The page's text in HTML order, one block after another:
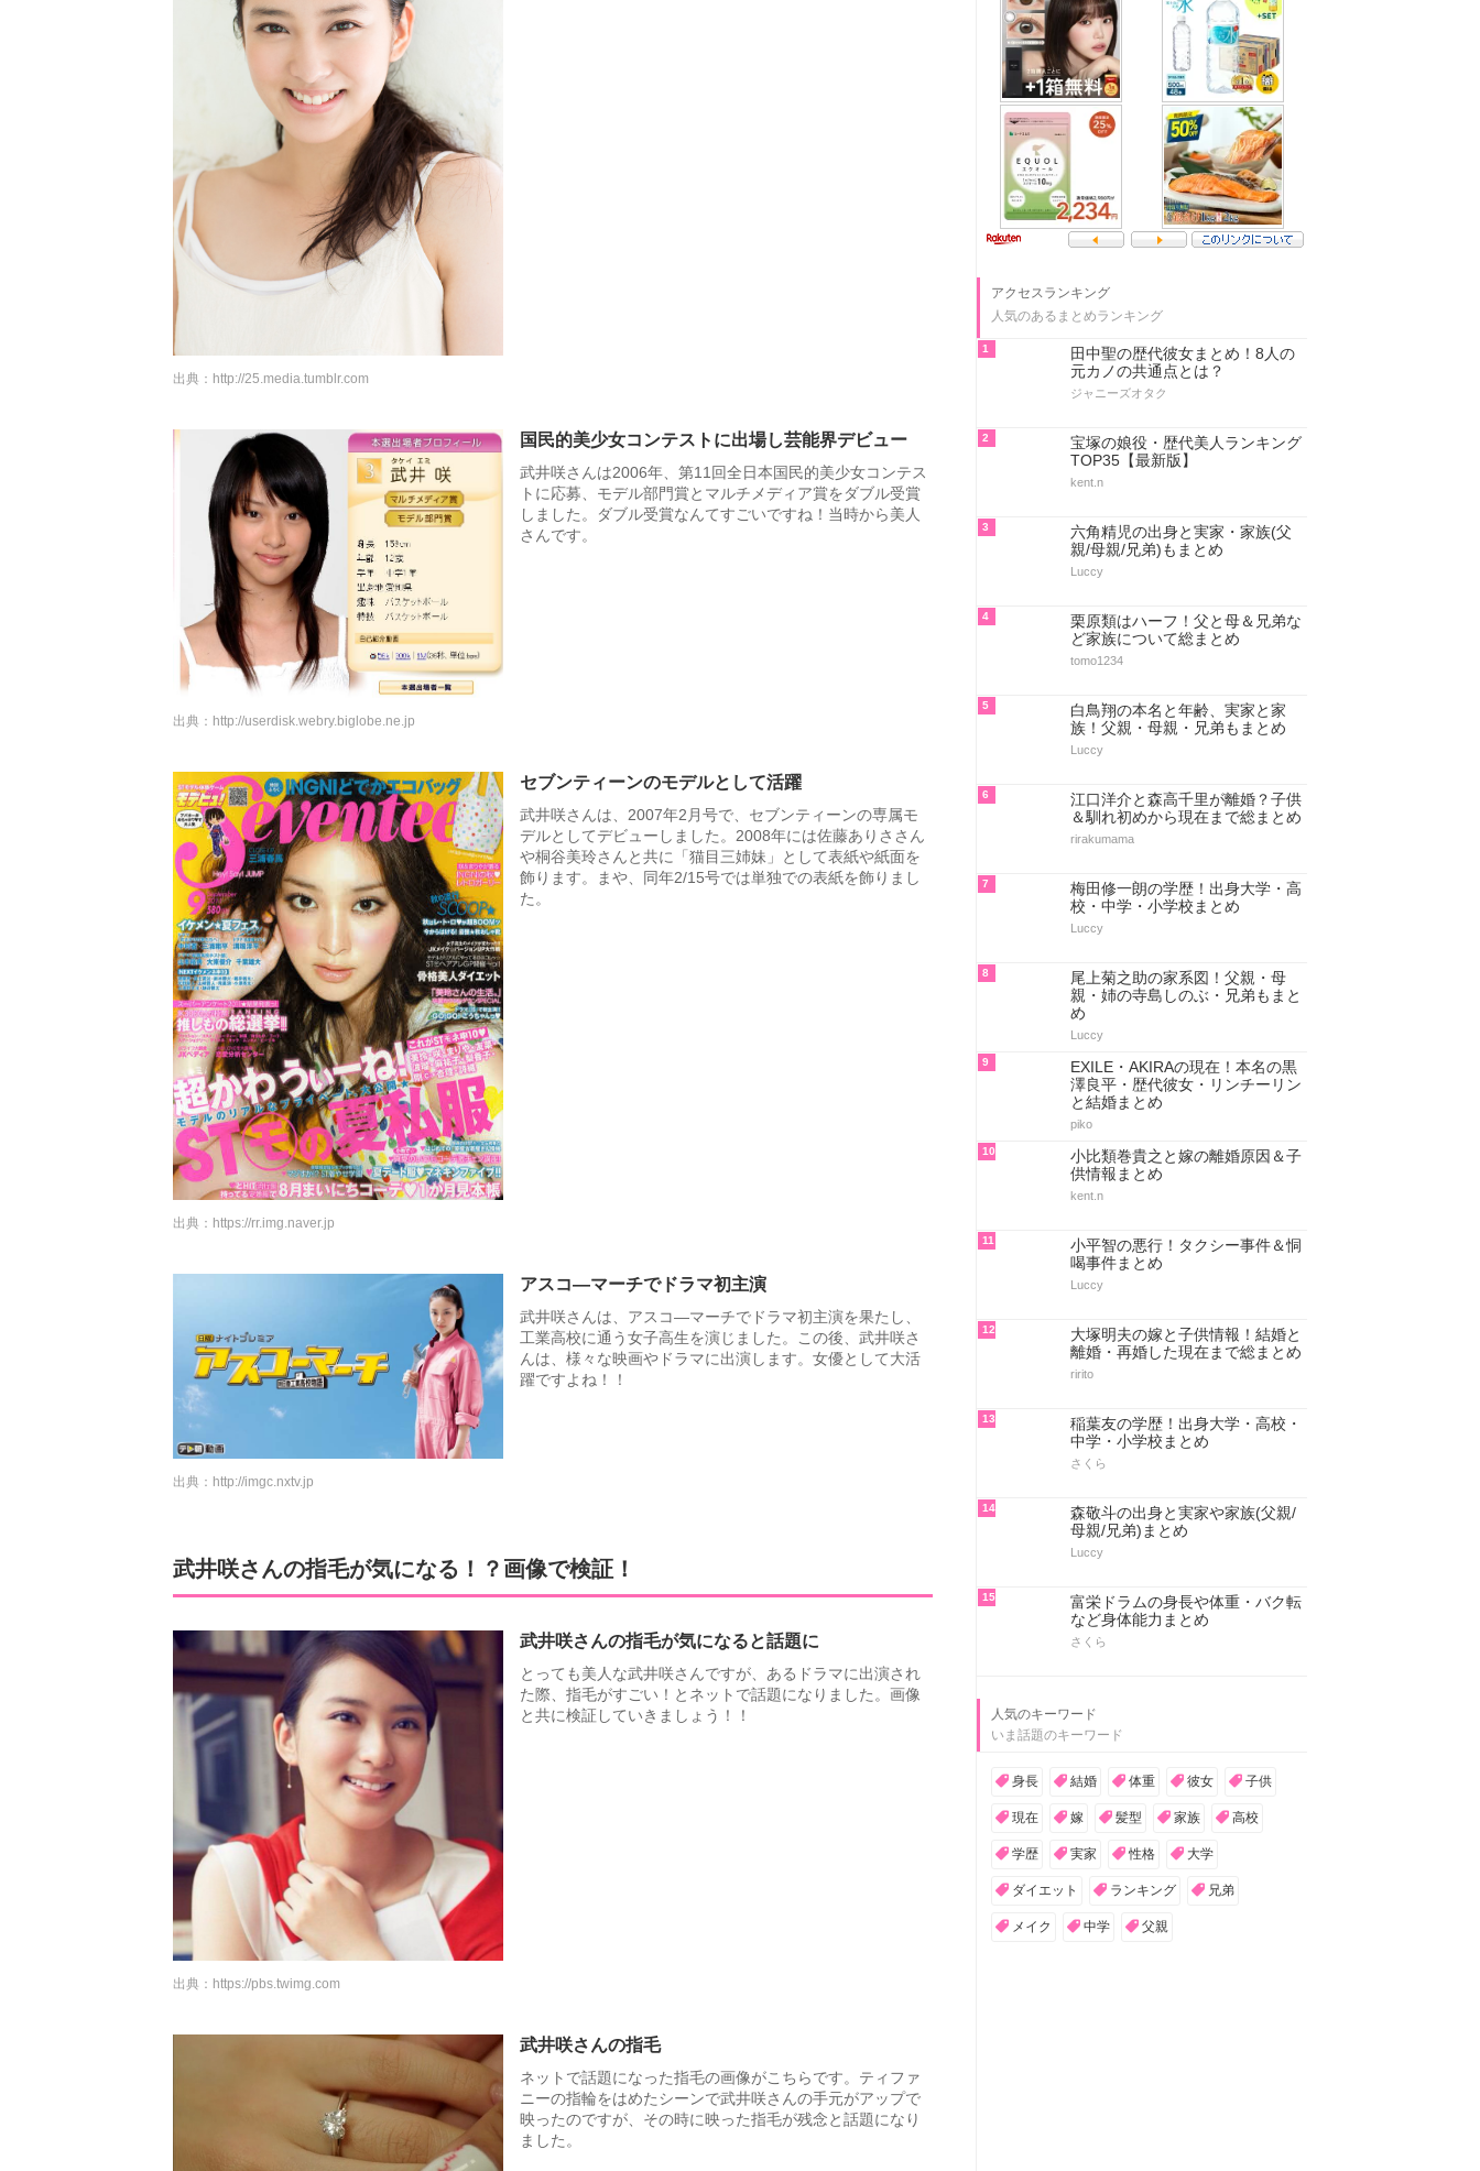
出典： http://25.media.tumblr.com
国民的美少女コンテストに出場し芸能界デビュー
武井咲さんは2006年、第11回全日本国民的美少女コンテス
トに応募、モデル部門賞とマルチメディア賞をダブル受賞
しました。ダブル受賞なんてすごいですね！当時から美人
さんです。
出典： http://userdisk.webry.biglobe.ne.jp
セブンティーンのモデルとして活躍
武井咲さんは、2007年2月号で、セブンティーンの専属モ
デルとしてデビューしました。2008年には佐藤ありささん
や桐谷美玲さんと共に「猫目三姉妹」として表紙や紙面を
飾ります。まや、同年2/15号では単独での表紙を飾りまし
た。
出典： https://rr.img.naver.jp
アスコ―マーチでドラマ初主演
武井咲さんは、アスコ―マーチでドラマ初主演を果たし、
工業高校に通う女子高生を演じました。この後、武井咲さ
んは、様々な映画やドラマに出演します。女優として大活
躍ですよね！！
出典： http://imgc.nxtv.jp
武井咲さんの指毛が気になる！？画像で検証！
武井咲さんの指毛が気になると話題に
とっても美人な武井咲さんですが、あるドラマに出演され
た際、指毛がすごい！とネットで話題になりました。画像
と共に検証していきましょう！！
出典： https://pbs.twimg.com
武井咲さんの指毛
ネットで話題になった指毛の画像がこちらです。ティファ
ニーの指輪をはめたシーンで武井咲さんの手元がアップで
映ったのですが、その時に映った指毛が残念と話題になり
ました。
アクセスランキング
人気のあるまとめランキング
1
田中聖の歴代彼女まとめ！8人の
元カノの共通点とは？
ジャニーズオタク
2
宝塚の娘役・歴代美人ランキング
TOP35【最新版】
kent.n
3
六角精児の出身と実家・家族(父
親/母親/兄弟)もまとめ
Luccy
4
栗原類はハーフ！父と母＆兄弟な
ど家族について総まとめ
tomo1234
5
白鳥翔の本名と年齢、実家と家
族！父親・母親・兄弟もまとめ
Luccy
6
江口洋介と森高千里が離婚？子供
＆馴れ初めから現在まで総まとめ
rirakumama
7
梅田修一朗の学歴！出身大学・高
校・中学・小学校まとめ
Luccy
8
尾上菊之助の家系図！父親・母
親・姉の寺島しのぶ・兄弟もまと
め
Luccy
9
EXILE・AKIRAの現在！本名の黒
澤良平・歴代彼女・リンチーリン
と結婚まとめ
piko
10
小比類巻貴之と嫁の離婚原因＆子
供情報まとめ
kent.n
11
小平智の悪行！タクシー事件＆恫
喝事件まとめ
Luccy
12
大塚明夫の嫁と子供情報！結婚と
離婚・再婚した現在まで総まとめ
ririto
13
稲葉友の学歴！出身大学・高校・
中学・小学校まとめ
さくら
14
森敬斗の出身と実家や家族(父親/
母親/兄弟)まとめ
Luccy
15
富栄ドラムの身長や体重・バク転
など身体能力まとめ
さくら
人気のキーワード
いま話題のキーワード
身長 結婚 体重 彼女 子供
現在 嫁 髪型 家族 高校
学歴 実家 性格 大学
ダイエット ランキング 兄弟
メイク 中学 父親